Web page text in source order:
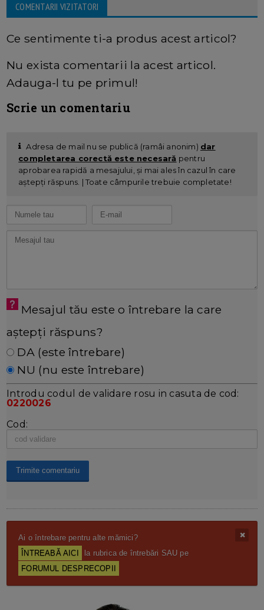
COMENTARII VIZITATORI
Ce sentimente ti-a produs acest articol?
Nu exista comentarii la acest articol.
Adauga-l tu pe primul!
Scrie un comentariu
Adresa de mail nu se publică (ramâi anonim) dar
completarea corectă este necesară pentru
aprobarea rapidă a mesajului, și mai ales în cazul în care
aștepți răspuns. | Toate câmpurile trebuie completate!
Mesajul tău este o întrebare la care
aștepți răspuns?
DA (este întrebare)
NU (nu este întrebare)
Introdu codul de validare rosu in casuta de cod:
0220026
Cod:
Ai o întrebare pentru alte mămici?
ÎNTREABĂ AICI
la rubrica de întrebări SAU pe
FORUMUL DESPRECOPII